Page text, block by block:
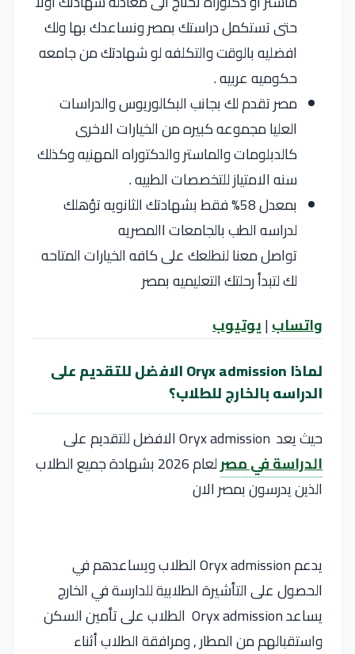
حتى تستكمل دراستك بمصر ونساعدك بها ولك
افضليه بالوقت والتكلفه لو شهادتك من جامعه
حكوميه عربيه .
مصر تقدم لك بجانب البكالوريوس والدراسات
العليا مجموعه كبيره من الخيارات الاخرى
كالدبلومات والماستر والدكتوراه المهنيه وكذلك
سنه الامتياز للتخصصات الطبيه .
بمعدل 58% فقط بشهادتك الثانويه تؤهلك
لدراسه الطب بالجامعات االمصريه
تواصل معنا لنطلعك على كافه الخيارات المتاحه
لك لتبدأ رحلتك التعليميه بمصر
واتساب|يوتيوب
لماذا Oryx admission الافضل للتقديم على
الدراسه بالخارج للطلاب؟
حيث يعد Oryx admission الافضل للتقديم على
الدراسة في مصر
لعام 2026 بشهادة جميع الطلاب
الذين يدرسون بمصر الان
يدعم Oryx admission الطلاب ويساعدهم في
الحصول على التأشيرة الطلابية للدارسة في الخارج
يساعد Oryx admission الطلاب على تأمين السكن
واستقبالهم من المطار , ومرافقة الطلاب أثناء